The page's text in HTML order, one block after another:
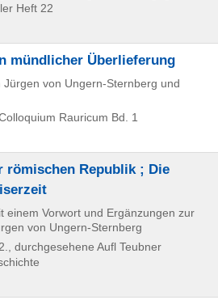
Heft 22
mündlicher Überlieferung
von Ungern-Sternberg und
Rauricum Bd. 1
römischen Republik ; Die
einem Vorwort und Ergänzungen zur
von Ungern-Sternberg
2., durchgesehene Aufl Teubner